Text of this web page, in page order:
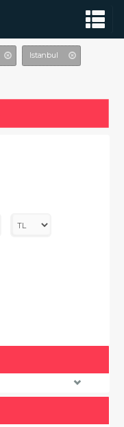
Istanbul